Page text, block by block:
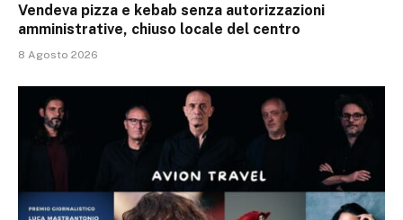
Vendeva pizza e kebab senza autorizzazioni
amministrative, chiuso locale del centro
8 Agosto 2026